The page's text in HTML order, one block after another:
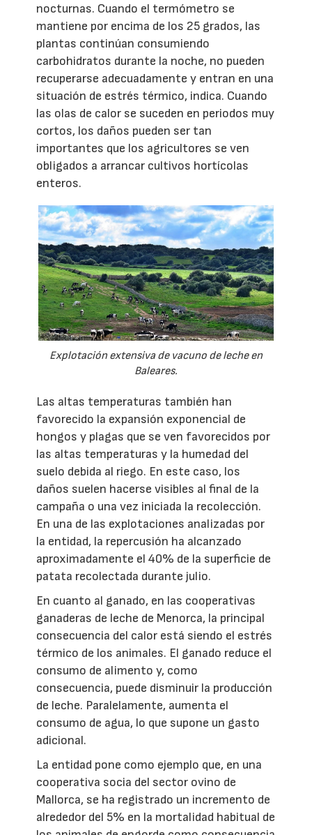
nocturnas. Cuando el termómetro se
mantiene por encima de los 25 grados, las
plantas continúan consumiendo
carbohidratos durante la noche, no pueden
recuperarse adecuadamente y entran en una
situación de estrés térmico, indica. Cuando
las olas de calor se suceden en periodos muy
cortos, los daños pueden ser tan
importantes que los agricultores se ven
obligados a arrancar cultivos hortícolas
enteros.
Explotación extensiva de vacuno de leche en
Baleares.
Las altas temperaturas también han
favorecido la expansión exponencial de
hongos y plagas que se ven favorecidos por
las altas temperaturas y la humedad del
suelo debida al riego. En este caso, los
daños suelen hacerse visibles al final de la
campaña o una vez iniciada la recolección.
En una de las explotaciones analizadas por
la entidad, la repercusión ha alcanzado
aproximadamente el 40% de la superficie de
patata recolectada durante julio.
En cuanto al ganado, en las cooperativas
ganaderas de leche de Menorca, la principal
consecuencia del calor está siendo el estrés
térmico de los animales. El ganado reduce el
consumo de alimento y, como
consecuencia, puede disminuir la producción
de leche. Paralelamente, aumenta el
consumo de agua, lo que supone un gasto
adicional.
La entidad pone como ejemplo que, en una
cooperativa socia del sector ovino de
Mallorca, se ha registrado un incremento de
alrededor del 5% en la mortalidad habitual de